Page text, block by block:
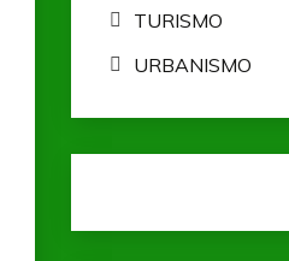
TURISMO
URBANISMO